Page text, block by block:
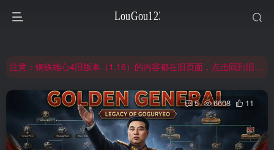
非常抱歉，节假日晚上服务器爆满，建议避开高峰时段访问。
注意：钢铁雄心4旧版本（1.16）的内容都在旧页面，点击回到旧版页面前往，网址：3yc.top
非常抱歉，节假日晚上服务器爆满，建议避开高峰时段访问。
网站合并公告：旧网页langou123.com的内容将搬迁到本页面，本页面后续可通过langou123.com和www.langou123.com访问。旧网页可通过3yc.top访问。
5 6608 11